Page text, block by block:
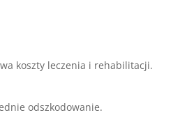
koszty leczenia i rehabilitacji.
odszkodowanie.